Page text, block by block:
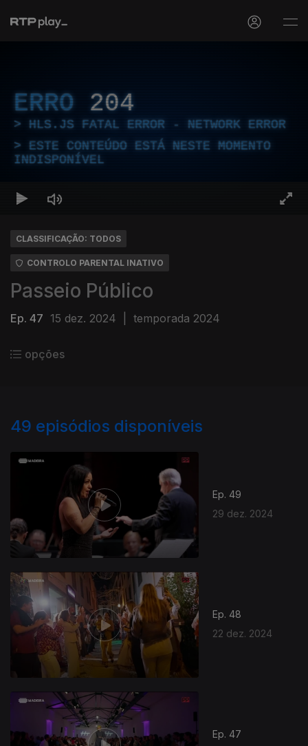
ERRO 204
HLS.JS FATAL ERROR - NETWORK ERROR
ESTE CONTEÚDO ESTÁ NESTE MOMENTO
INDISPONÍVEL
CLASSIFICAÇÃO: TODOS
CONTROLO PARENTAL INATIVO
Passeio Público
Ep. 47 15 dez. 2024 temporada 2024
opções
49 episódios disponíveis
Ep. 49
29 dez. 2024
Ep. 48
22 dez. 2024
Ep. 47